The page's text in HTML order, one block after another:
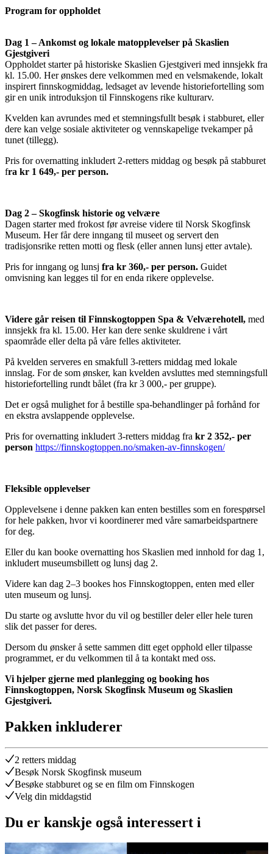
Program for oppholdet
Dag 1 – Ankomst og lokale matopplevelser på Skaslien
Gjestgiveri
Oppholdet starter på historiske Skaslien Gjestgiveri med innsjekk fra
kl. 15.00. Her ønskes dere velkommen med en velsmakende, lokalt
inspirert finnskogmiddag, ledsaget av levende historiefortelling som
gir en unik introduksjon til Finnskogens rike kulturarv.
Kvelden kan avrundes med et stemningsfullt besøk i stabburet, eller
dere kan velge sosiale aktiviteter og vennskapelige tvekamper på
tunet (tillegg).
Pris for overnatting inkludert 2-retters middag og besøk på stabburet
fra kr 1 649,- per person.
Dag 2 – Skogfinsk historie og velvære
Dagen starter med frokost før avreise videre til Norsk Skogfinsk
Museum. Her får dere inngang til museet og servert den
tradisjonsrike retten motti og flesk (eller annen lunsj etter avtale).
Pris for inngang og lunsj fra kr 360,- per person. Guidet
omvisning kan legges til for en enda rikere opplevelse.
Videre går reisen til Finnskogtoppen Spa & Velværehotell, med
innsjekk fra kl. 15.00. Her kan dere senke skuldrene i vårt
spaområde eller delta på våre felles aktiviteter.
På kvelden serveres en smakfull 3-retters middag med lokale
innslag. For de som ønsker, kan kvelden avsluttes med stemningsfull
historiefortelling rundt bålet (fra kr 3 000,- per gruppe).
Det er også mulighet for å bestille spa-behandlinger på forhånd for
en ekstra avslappende opplevelse.
Pris for overnatting inkludert 3-retters middag fra kr 2 352,- per
person https://finnskogtoppen.no/smaken-av-finnskogen/
Fleksible opplevelser
Opplevelsene i denne pakken kan enten bestilles som en forespørsel
for hele pakken, hvor vi koordinerer med våre samarbeidspartnere
for deg.
Eller du kan booke overnatting hos Skaslien med innhold for dag 1,
inkludert museumsbillett og lunsj dag 2.
Videre kan dag 2–3 bookes hos Finnskogtoppen, enten med eller
uten museum og lunsj.
Du starte og avslutte hvor du vil og bestiller deler eller hele turen
slik det passer for deres.
Dersom du ønsker å sette sammen ditt eget opphold eller tilpasse
programmet, er du velkommen til å ta kontakt med oss.
Vi hjelper gjerne med planlegging og booking hos
Finnskogtoppen, Norsk Skogfinsk Museum og Skaslien
Gjestgiveri.
Pakken inkluderer
2 retters middag
Besøk Norsk Skogfinsk museum
Besøke stabburet og se en film om Finnskogen
Velg din middagstid
Du er kanskje også interessert i